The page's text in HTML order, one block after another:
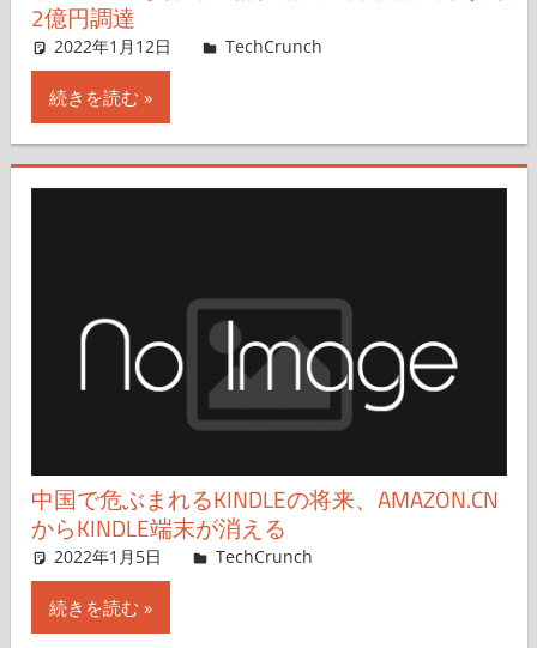
2億円調達
2022年1月12日 Rita Liao,Nariko Mizoguchi
TechCrunch
続きを読む
中国で危ぶまれるKINDLEの将来、AMAZON.CN
からKINDLE端末が消える
2022年1月5日 Rita Liao,Nariko Mizoguchi
TechCrunch
続きを読む